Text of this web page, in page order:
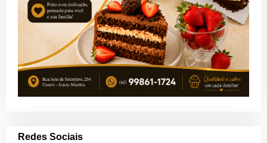
Redes Sociais